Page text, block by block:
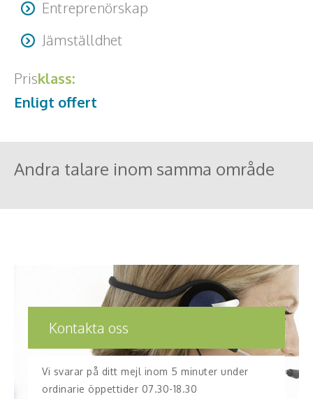
Entreprenörskap
Jämställdhet
Prisklass:
Enligt offert
Andra talare inom samma område
Kontakta oss
Vi svarar på ditt mejl inom 5 minuter under
ordinarie öppettider 07.30-18.30